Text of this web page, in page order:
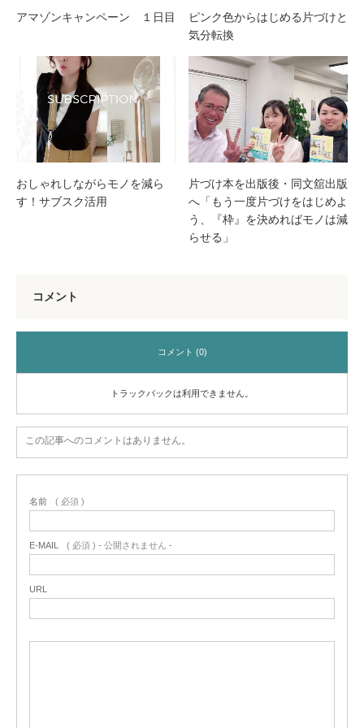
アマゾンキャンペーン １日目
ピンク色からはじめる片づけと
気分転換
おしゃれしながらモノを減ら
す！サブスク活用
片づけ本を出版後・同文舘出版
へ「もう一度片づけをはじめよ
う、『枠』を決めればモノは減
らせる」
コメント
コメント (0)
トラックバックは利用できません。
この記事へのコメントはありません。
名前 ( 必須 )
E-MAIL ( 必須 ) - 公開されません -
URL